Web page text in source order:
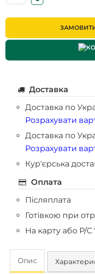
Доставка
Доставка по
Розрахувати
Доставка по
Розрахувати
Кур'єрська
Оплата
Післяплата
Готівкою при
На карту або Р/
Опис